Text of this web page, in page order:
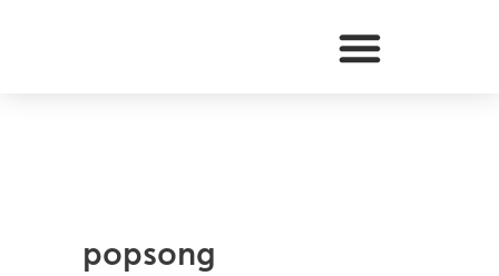
popsong